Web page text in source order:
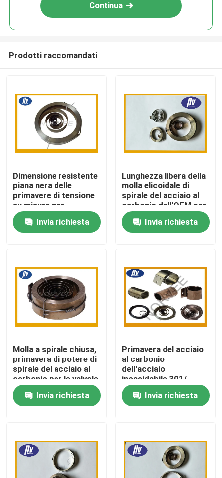
Casa
Prodotti
Giro della fabbrica
Controllo di qualità
Contattici
Richieda una citazione
Primavera a spirale piana
Primavera a spirale di torsione
Continua
Prodotti raccomandati
Dimensione resistente
piana nera delle
primavere di tensione
su misura per
l'aspirapolvere
Invia richiesta
Lunghezza libera della
molla elicoidale di
spirale del acciaio al
carbonio dell'OEM per
l'attrezzatura di
produzione
automatica
Invia richiesta
Molla a spirale chiusa,
primavera di potere di
spirale del acciaio al
carbonio per le valvole
Invia richiesta
Primavera del acciaio
al carbonio
dell'acciaio
inossidabile 301/,
molle elicoidali di
tensione per industria
Invia richiesta